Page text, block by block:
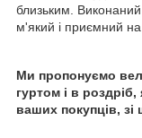
близьким. Виконаний
м'який і приємний на
Ми пропонуємо
гуртом і в
ваших покупців,